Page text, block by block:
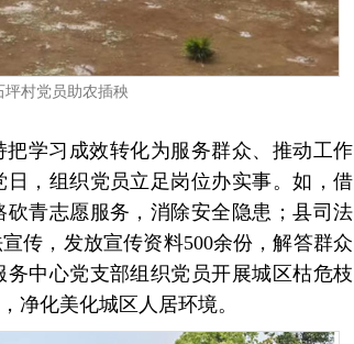
坪村党员助农插秧
学习成效转化为服务群众、推动工作
，组织党员立足岗位办实事。如，借
青志愿服务，消除安全隐患；县司法
传，发放宣传资料500余份，解答群众
中心党支部组织党员开展城区枯危枝
净化美化城区人居环境。